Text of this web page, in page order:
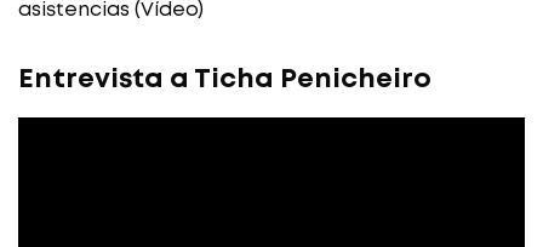
asistencias (Vídeo)
Entrevista a Ticha Penicheiro